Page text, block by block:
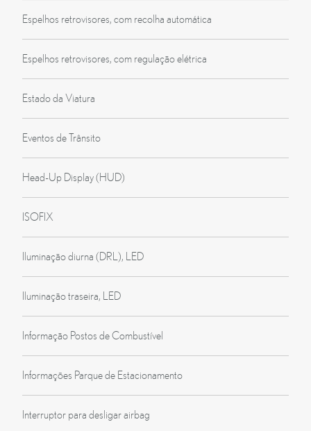
Espelhos retrovisores, com recolha automática
Espelhos retrovisores, com regulação elétrica
Estado da Viatura
Eventos de Trânsito
Head-Up Display (HUD)
ISOFIX
Iluminação diurna (DRL), LED
Iluminação traseira, LED
Informação Postos de Combustível
Informações Parque de Estacionamento
Interruptor para desligar airbag